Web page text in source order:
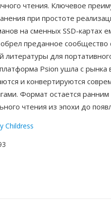
чтения. Ключевое
при простоте
на сменных SSD-картах
преданное сообщество
литературы для
Psion ушла с рынка
и конвертируются
Формат остается
чтения из эпохи до
Childress